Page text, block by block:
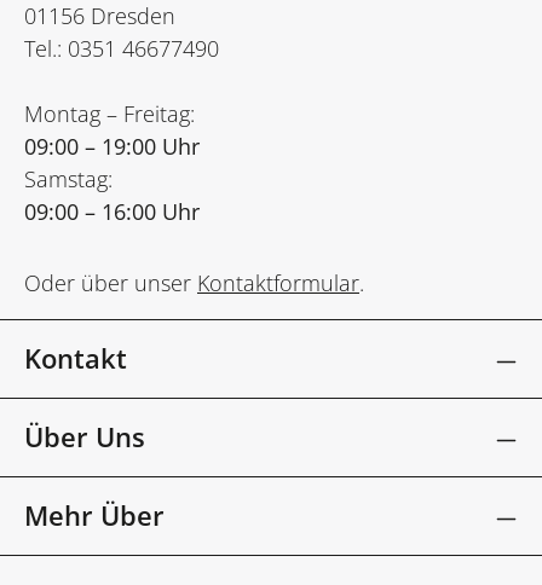
01156 Dresden
Tel.: 0351 46677490
Montag – Freitag:
09:00 – 19:00 Uhr
Samstag:
09:00 – 16:00 Uhr
Oder über unser Kontaktformular.
Kontakt
Über Uns
Mehr Über